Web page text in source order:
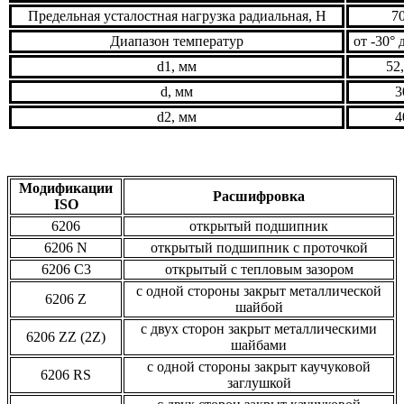
Предельная усталостная нагрузка радиальная, Н
Диапазон температур
от -30°
d1, мм
d, мм
d2, мм
Модификации
ISO
Расшифровка
6206
открытый подшипник
6206 N
открытый подшипник с проточкой
6206 C3
открытый с тепловым зазором
6206 Z
с одной стороны закрыт металлической
шайбой
6206 ZZ (2Z)
с двух сторон закрыт металлическими
шайбами
6206 RS
с одной стороны закрыт каучуковой
заглушкой